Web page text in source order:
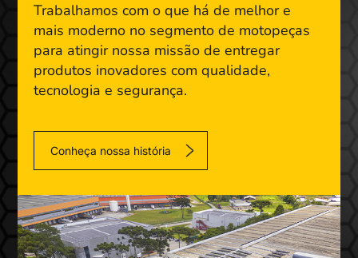
Trabalhamos com o que há de melhor e
mais moderno no segmento de motopeças
para atingir nossa missão de entregar
produtos inovadores com qualidade,
tecnologia e segurança.
Conheça nossa história